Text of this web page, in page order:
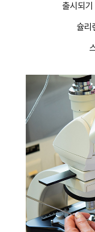
출시되
슐리